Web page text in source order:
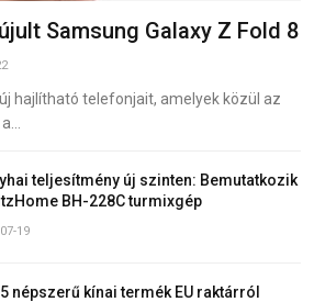
Samsung Galaxy Z Fold 8
hajlítható telefonjait, amelyek közül az
teljesítmény új szinten: Bemutatkozik
BH-228C turmixgép
19
népszerű kínai termék EU raktárról